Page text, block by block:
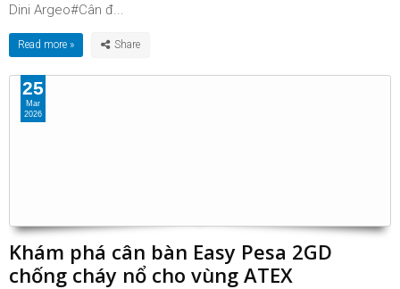
Dini Argeo#Cân đ...
Read more »
Khám phá cân bàn Easy Pesa 2GD
chống cháy nổ cho vùng ATEX
25
Mar
2026